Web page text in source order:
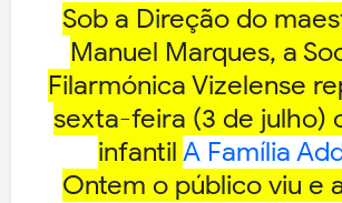
Sob a Direção do
Manuel Marques, a
Filarmónica Vizelense
sexta-feira (3 de julho)
infantil A Família
Ontem o público viu e